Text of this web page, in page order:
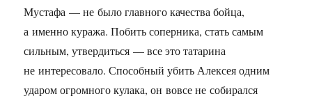
Мустафа — не было главного качества бойца,
а именно куража. Побить соперника, стать самым
сильным, утвердиться — все это татарина
не интересовало. Способный убить Алексея одним
ударом огромного кулака, он вовсе не собирался